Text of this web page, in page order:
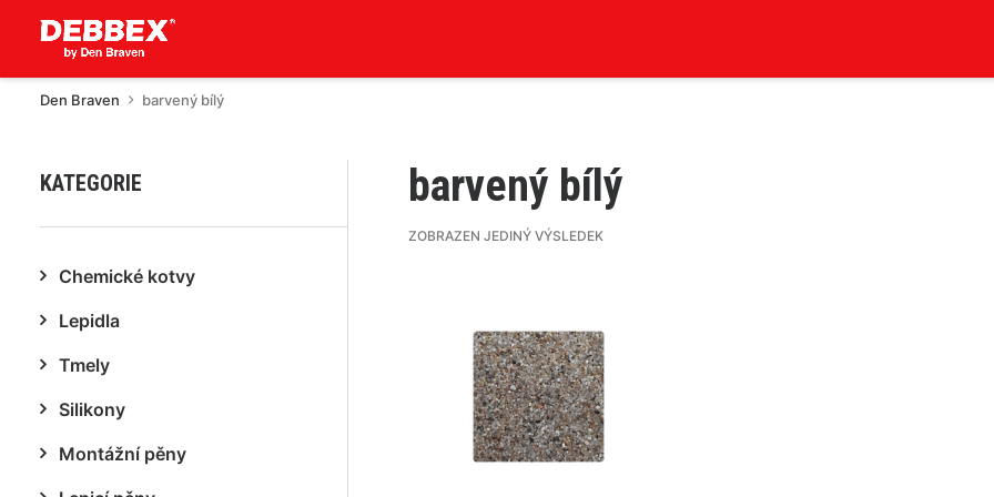
Den Braven barvený bílý
KATEGORIE
Chemické kotvy
Lepidla
Tmely
Silikony
Montážní pěny
barvený bílý
ZOBRAZEN JEDINÝ VÝSLEDEK